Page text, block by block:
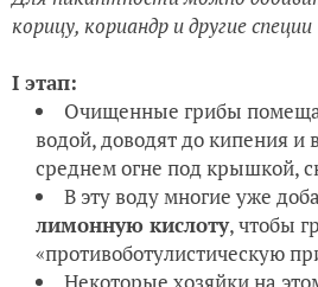
корицу, кориандр и другие специи
I этап:
Очищенные грибы
водой, доводят до кипения и
среднем огне под крышкой,
В эту воду многие уже
лимонную кислоту, чтобы
«противоботулистическую